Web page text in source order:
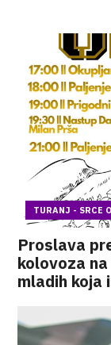
TURANJ - SRCE
Proslava
kolovoza
mladih koja